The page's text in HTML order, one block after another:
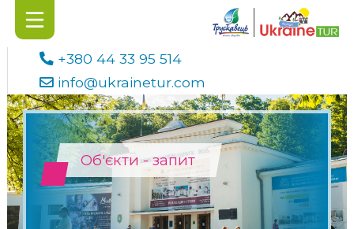
+380 44 33 95 514
info@ukrainetur.com
Об'єкти - запит